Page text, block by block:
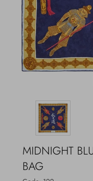
Overcoats
Home
Jewelry
Hats and Gloves
MIDNIGHT
BAG